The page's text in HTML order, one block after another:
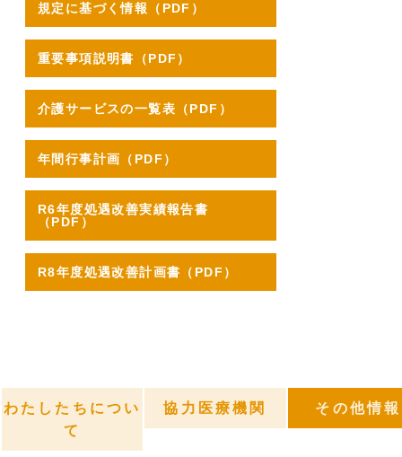
規定に基づく情報（PDF）
重要事項説明書（PDF）
介護サービスの一覧表（PDF）
年間行事計画（PDF）
R6年度処遇改善実績報告書
（PDF）
R8年度処遇改善計画書（PDF）
わたしたちについ
て
協力医療機関 その他情報